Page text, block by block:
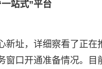
站式”平台
新址，详细察看了正
窗口开通准备情况。